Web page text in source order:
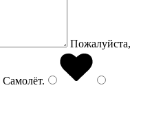
Пожалуйста,
Самолёт.